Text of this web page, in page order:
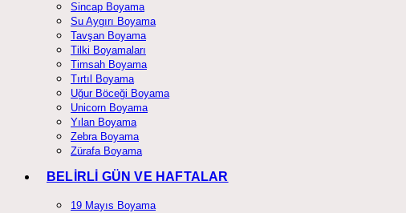
Sincap Boyama
Su Aygırı Boyama
Tavşan Boyama
Tilki Boyamaları
Timsah Boyama
Tırtıl Boyama
Uğur Böceği Boyama
Unicorn Boyama
Yılan Boyama
Zebra Boyama
Zürafa Boyama
BELİRLİ GÜN VE HAFTALAR
19 Mayıs Boyama